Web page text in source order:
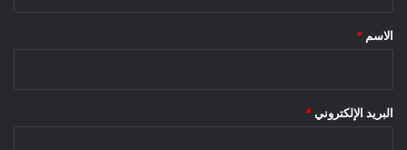
*
الاسم *
البريد الإلكتروني *